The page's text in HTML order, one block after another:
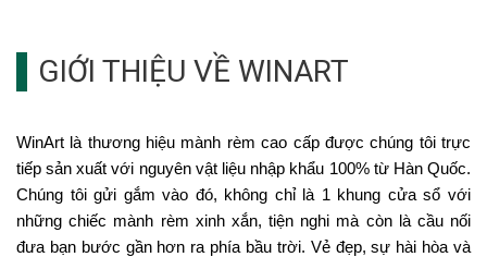
GIỚI THIỆU VỀ WINART
WinArt là thương hiệu mành rèm cao cấp được chúng tôi trực
tiếp sản xuất với nguyên vật liệu nhập khẩu 100% từ Hàn Quốc.
Chúng tôi gửi gắm vào đó, không chỉ là 1 khung cửa sổ với
những chiếc mành rèm xinh xắn, tiện nghi mà còn là cầu nối
đưa bạn bước gần hơn ra phía bầu trời. Vẻ đẹp, sự hài hòa và